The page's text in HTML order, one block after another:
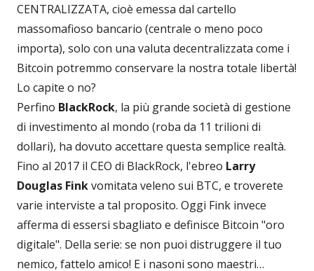
CENTRALIZZATA, cioè emessa dal cartello
massomafioso bancario (centrale o meno poco
importa), solo con una valuta decentralizzata come i
Bitcoin potremmo conservare la nostra totale libertà!
Lo capite o no?
Perfino BlackRock, la più grande società di gestione
di investimento al mondo (roba da 11 trilioni di
dollari), ha dovuto accettare questa semplice realtà.
Fino al 2017 il CEO di BlackRock, l'ebreo Larry
Douglas Finkvomitata veleno sui BTC, e troverete
varie interviste a tal proposito. Oggi Fink invece
afferma di essersi sbagliato e definisce Bitcoin "oro
digitale". Della serie: se non puoi distruggere il tuo
nemico, fattelo amico! E i nasoni sono maestri…